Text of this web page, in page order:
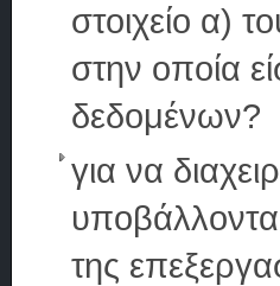
στοιχείο α)
στην οποία
δεδομένων?
για να
της